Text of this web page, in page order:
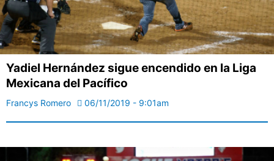
Yadiel Hernández sigue encendido en la Liga
Mexicana del Pacífico
Francys Romero 06/11/2019 - 9:01am